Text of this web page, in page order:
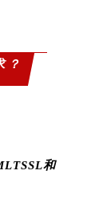
？
和